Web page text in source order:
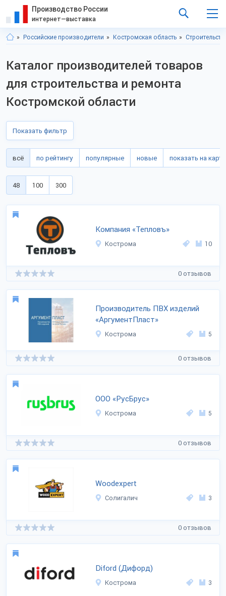
Производство России
интернет—выставка
Российские производители Костромская область
Каталог производителей товаров
для строительства и ремонта
Костромской области
Показать фильтр
всё по рейтингу популярные новые показать на карте
48 100 300
Компания «Тепловъ»
Кострома 10
0 отзывов
Производитель ПВХ изделий
«АргументПласт»
Кострома 5
0 отзывов
ООО «РусБрус»
Кострома 5
0 отзывов
Woodexpert
Солигалич 3
0 отзывов
Diford (Дифорд)
Кострома 3